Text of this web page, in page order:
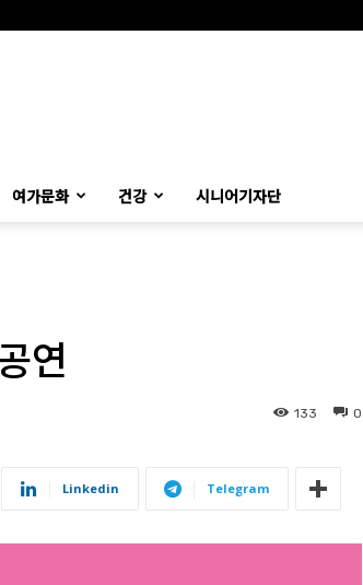
여가문화 건강 시니어기자단
연
0
133
Linkedin Telegram